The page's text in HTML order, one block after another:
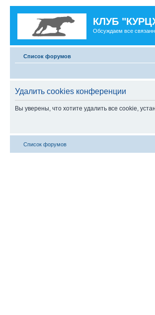
КЛУБ
Обсуждаем все
Список форумов
Удалить cookies конференции
Вы уверены, что хотите удалить все cookie,
Список форумов